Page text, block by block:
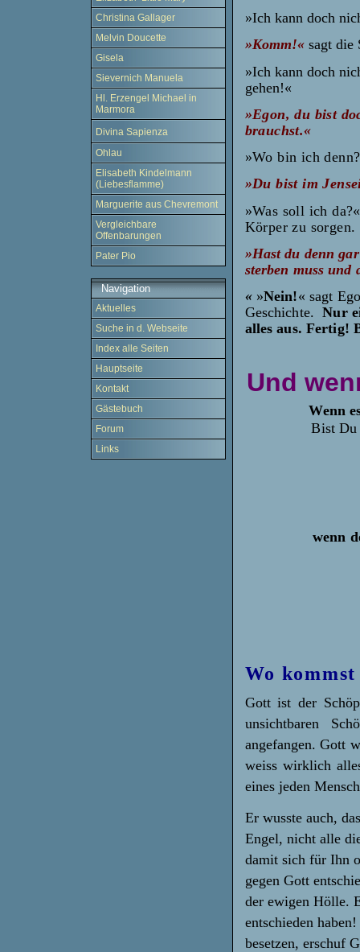
Christina Gallager
Melvin Doucette
Gisela
Sievernich Manuela
Hl. Erzengel Michael in
Marmora
Divina Sapienza
Ohlau
Elisabeth Kindelmann
(Liebesflamme)
Marguerite aus Chevremont
Vergleichbare
Offenbarungen
Pater Pio
Navigation
Aktuelles
Suche in d. Webseite
Index alle Seiten
Hauptseite
Kontakt
Gästebuch
Forum
Links
»Ich kann doch
»Komm!« sagt die
»Ich kann doch
gehen!«
»Egon, du bist
brauchst.«
»Wo bin ich
»Du bist im
»Was soll ich
Körper zu sorgen.
»Hast du denn
sterben muss und
« »Nein!« sagt
Geschichte.
Nur
alles aus. Fertig!
Und
Wenn
Bist Du
wenn
Wo
Gott ist der
unsichtbaren
angefangen. Gott
weiss wirklich
eines jeden
Er wusste auch,
Engel, nicht alle
damit sich für Ihn
gegen Gott
der ewigen Hölle.
entschieden
besetzen, erschuf